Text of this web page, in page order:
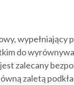
wypełniający
do
zalecany
zaletą